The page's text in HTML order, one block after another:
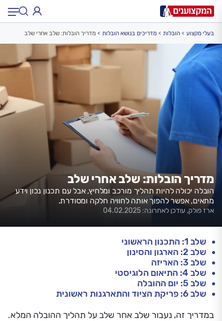
תחום
תחום:
עירעיר: תל אביב, חיפה…
מדריך הובלות: שלב אחרי שלב
הובלה יכולה להיות תהליך מורכב ומלחיץ, אבל עם תכנון נכון וידע
מתאים, אפשר להפוך אותה לחוויה חלקה ומסודרת.
ארז פולק, עודכן לאחרונה: 04.02.2025
בעלי מקצוע הובלות מדריכים בנושא הובלות מדריך הובלות: שלב אחרי שלב
שלב 1: התכנון הראשוני
שלב 2: הארגון והסינון
שלב 3: האריזה
שלב 4: התיאום הלוגיסטי
שלב 5: יום ההובלה
שלב 6: פריקת הציוד והתארגנות ראשונית
במדריך זה, נעבור שלב אחר שלב על תהליך ההובלה המלא.